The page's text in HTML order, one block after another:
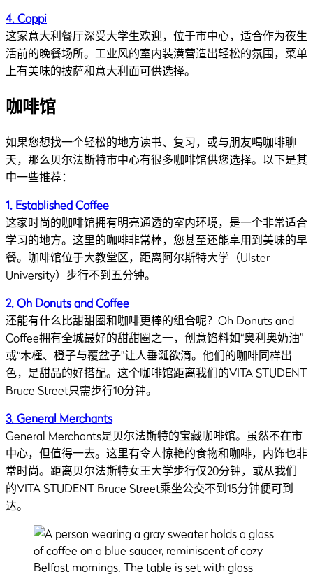
4. Coppi
这家意大利餐厅深受大学生欢迎，位于市中心，适合作为夜生
活前的晚餐场所。工业风的室内装潢营造出轻松的氛围，菜单
上有美味的披萨和意大利面可供选择。
咖啡馆
如果您想找一个轻松的地方读书、复习，或与朋友喝咖啡聊
天，那么贝尔法斯特市中心有很多咖啡馆供您选择。以下是其
中一些推荐：
1. Established Coffee
这家时尚的咖啡馆拥有明亮通透的室内环境，是一个非常适合
学习的地方。这里的咖啡非常棒，您甚至还能享用到美味的早
餐。咖啡馆位于大教堂区，距离阿尔斯特大学（Ulster
University）步行不到五分钟。
2. Oh Donuts and Coffee
还能有什么比甜甜圈和咖啡更棒的组合呢？Oh Donuts and
Coffee拥有全城最好的甜甜圈之一，创意馅料如“奥利奥奶油”
或“木槿、橙子与覆盆子”让人垂涎欲滴。他们的咖啡同样出
色，是甜品的好搭配。这个咖啡馆距离我们的VITA STUDENT
Bruce Street只需步行10分钟。
3. General Merchants
General Merchants是贝尔法斯特的宝藏咖啡馆。虽然不在市
中心，但值得一去。这里有令人惊艳的食物和咖啡，内饰也非
常时尚。距离贝尔法斯特女王大学步行仅20分钟，或从我们
的VITA STUDENT Bruce Street乘坐公交不到15分钟便可到
达。